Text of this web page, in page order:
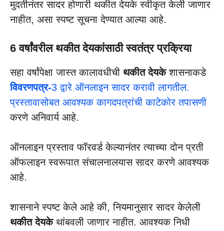
मुदतीनंतर सादर होणारी थकीत देयके स्वीकृत केली जाणार
नाहीत, असा स्पष्ट सूचना देण्यात आल्या आहे.
6 वर्षांवरील थकीत देयकांसाठी स्वतंत्र प्रक्रिया
सहा वर्षांपेक्षा जास्त कालावधीची थकीत देयकेशासनाकडे
विवरणपत्र-3 द्वारे ऑनलाइन सादर करावी लागतील.
प्रस्तावासोबत आवश्यक कागदपत्रांची काटेकोर तपासणी
करणे अनिवार्य आहे.
ऑनलाइन प्रस्ताव फॉरवर्ड केल्यानंतर त्याच्या दोन प्रती
ऑफलाइन स्वरूपात संचालनालयास सादर करणे आवश्यक
आहे.
शासनाने स्पष्ट केले आहे की, नियमानुसार सादर केलेली
थकीत देयकेथांबवली जाणार नाहीत. आवश्यक निधी